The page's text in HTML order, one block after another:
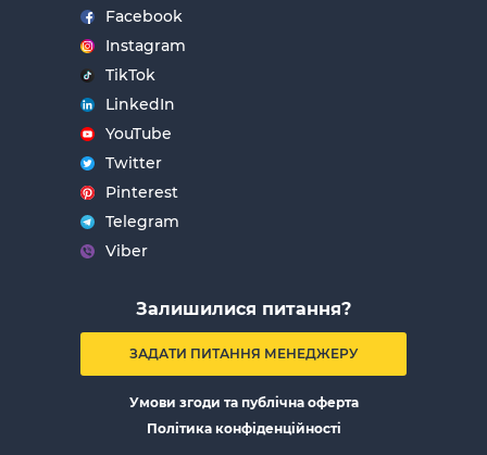
Facebook
Instagram
TikTok
LinkedIn
YouTube
Twitter
Pinterest
Telegram
Viber
Залишилися питання?
ЗАДАТИ ПИТАННЯ МЕНЕДЖЕРУ
Умови згоди та публічна оферта
Політика конфіденційності